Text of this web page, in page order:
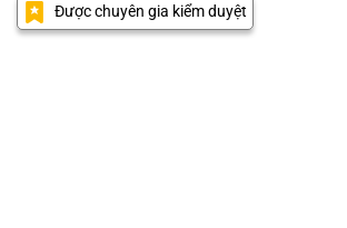
Được chuyên gia kiểm duyệt